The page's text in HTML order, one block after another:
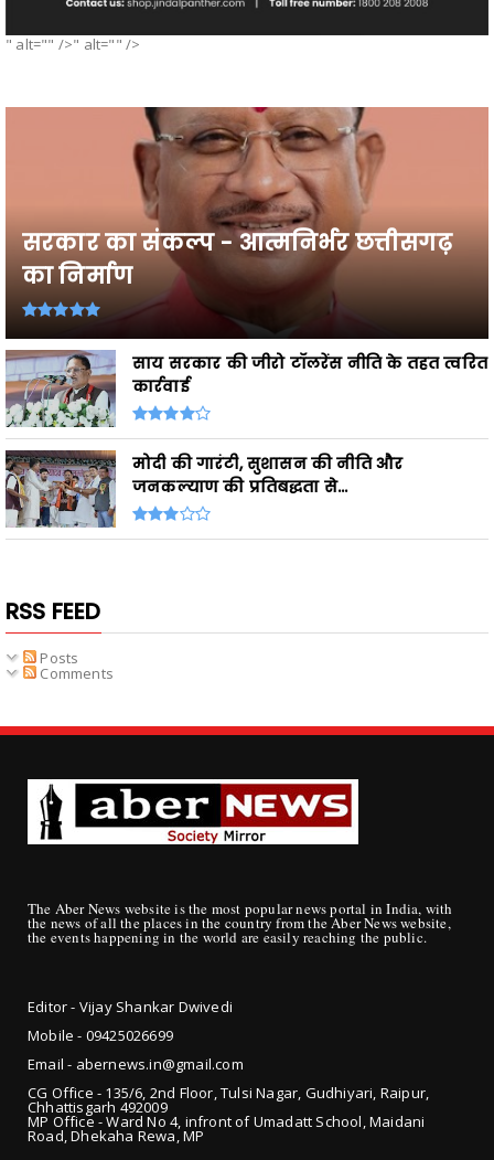
" alt="" />" alt="" />
सरकार का संकल्प - आत्मनिर्भर छत्तीसगढ़
का निर्माण
साय सरकार की जीरो टॉलरेंस नीति के तहत त्वरित
कार्रवाई
मोदी की गारंटी, सुशासन की नीति और
जनकल्याण की प्रतिबद्धता से...
RSS FEED
Posts
Comments
The Aber News website is the most popular news portal in India, with
the news of all the places in the country from the Aber News website,
the events happening in the world are easily reaching the public.
Editor - Vijay Shankar Dwivedi
Mobile - 09425026699
Email - abernews.in@gmail.com
CG Office - 135/6, 2nd Floor, Tulsi Nagar, Gudhiyari, Raipur,
Chhattisgarh 492009
MP Office - Ward No 4, infront of Umadatt School, Maidani
Road, Dhekaha Rewa, MP